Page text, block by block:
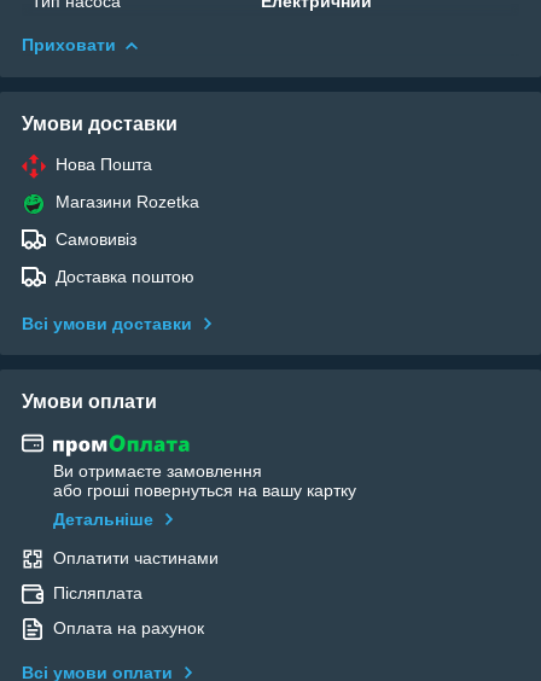
Приховати
Умови доставки
Нова Пошта
Магазини Rozetka
Самовивіз
Доставка поштою
Всі умови доставки
Умови оплати
Ви отримаєте замовлення
або гроші повернуться на вашу картку
Детальніше
Оплатити частинами
Післяплата
Оплата на рахунок
Всі умови оплати